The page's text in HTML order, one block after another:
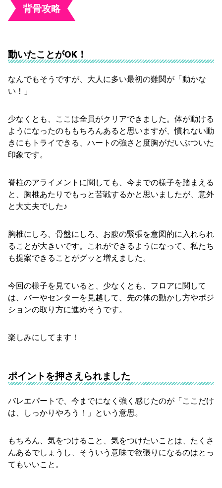
背骨攻略
動いたことがOK！
なんでもそうですが、大人に多い最初の難関が「動かな
い！」
少なくとも、ここは全員がクリアできました。体が動ける
ようになったのももちろんあると思いますが、慣れない動
きにもトライできる、ハートの強さと度胸がだいぶついた
印象です。
脊柱のアライメントに関しても、今までの様子を踏まえる
と、胸椎あたりでもっと苦戦するかと思いましたが、意外
と大丈夫でした♪
胸椎にしろ、骨盤にしろ、お腹の緊張を意図的に入れられ
ることが大きいです。これができるようになって、私たち
も提案できることがグッと増えました。
今回の様子を見ていると、少なくとも、フロアに関して
は、バーやセンターを見越して、先の体の動かし方やポジ
ションの取り方に進めそうです。
楽しみにしてます！
ポイントを押さえられました
バレエパートで、今までになく強く感じたのが「ここだけ
は、しっかりやろう！」という意思。
もちろん、気をつけること、気をつけたいことは、たくさ
んあるでしょうし、そういう意味で欲張りになるのはとっ
てもいいこと。